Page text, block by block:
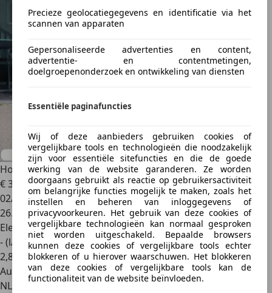
Precieze geolocatiegegevens en identificatie via het
scannen van apparaten
Gepersonaliseerde advertenties en content,
advertentie- en contentmetingen,
doelgroepenonderzoek en ontwikkeling van diensten
Essentiële paginafuncties
Wij of deze aanbieders gebruiken cookies of
vergelijkbare tools en technologieën die noodzakelijk
zijn voor essentiële sitefuncties en die de goede
werking van de website garanderen. Ze worden
doorgaans gebruikt als reactie op gebruikersactiviteit
om belangrijke functies mogelijk te maken, zoals het
instellen en beheren van inloggegevens of
privacyvoorkeuren. Het gebruik van deze cookies of
vergelijkbare technologieën kan normaal gesproken
niet worden uitgeschakeld. Bepaalde browsers
kunnen deze cookies of vergelijkbare tools echter
blokkeren of u hierover waarschuwen. Het blokkeren
van deze cookies of vergelijkbare tools kan de
functionaliteit van de website beïnvloeden.
Honda Civic2.0 HYBRID 184PK eCVT Advance
€ 34.950
02/2024
26.501 km
Elektro/Benzine
- (l/100 km)
2,8
Autobedrijf
NL 9403 AB